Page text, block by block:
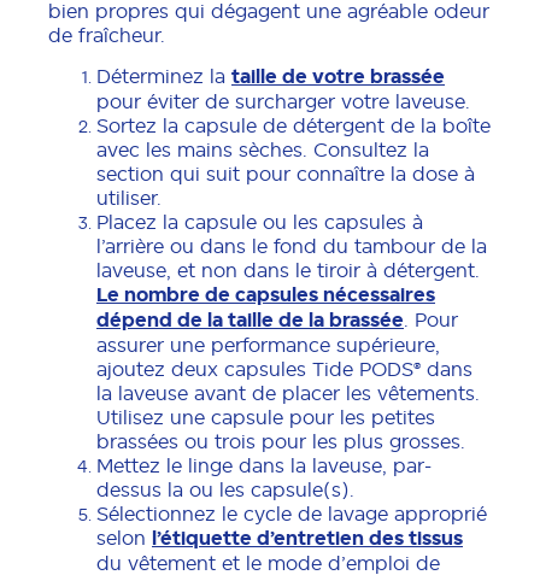
bien propres qui dégagent une agréable odeur
de fraîcheur.
Déterminez la taille de votre brassée
pour éviter de surcharger votre laveuse.
Sortez la capsule de détergent de la boîte
avec les mains sèches. Consultez la
section qui suit pour connaître la dose à
utiliser.
Placez la capsule ou les capsules à
l’arrière ou dans le fond du tambour de la
laveuse, et non dans le tiroir à détergent.
Le nombre de capsules nécessaires
dépend de la taille de la brassée . Pour
assurer une performance supérieure,
ajoutez deux capsules Tide PODS® dans
la laveuse avant de placer les vêtements.
Utilisez une capsule pour les petites
brassées ou trois pour les plus grosses.
Mettez le linge dans la laveuse, par-
dessus la ou les capsule(s).
Sélectionnez le cycle de lavage approprié
selon l’étiquette d’entretien des tissus
du vêtement et le mode d’emploi de